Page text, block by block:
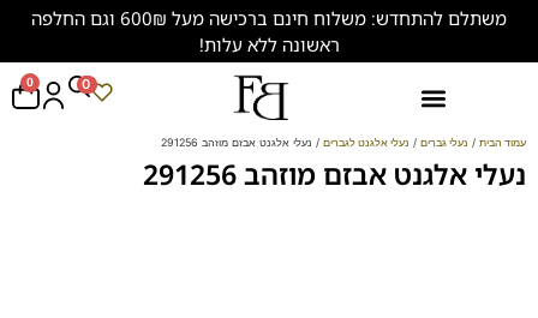
משתלם להתחדש: משלוח חינם ברכישה מעל 600₪ וגם החלפה
ראשונה ללא עלות!
0 0
עמוד הבית / נעלי גברים / נעלי אלגנט לגברים / נעלי אלגנט אבזם מוזהב 291256
נעלי אלגנט אבזם מוזהב 291256